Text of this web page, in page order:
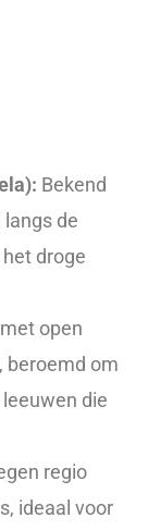
Bekend
de
droge
open
beroemd om
die
regio
ideaal voor